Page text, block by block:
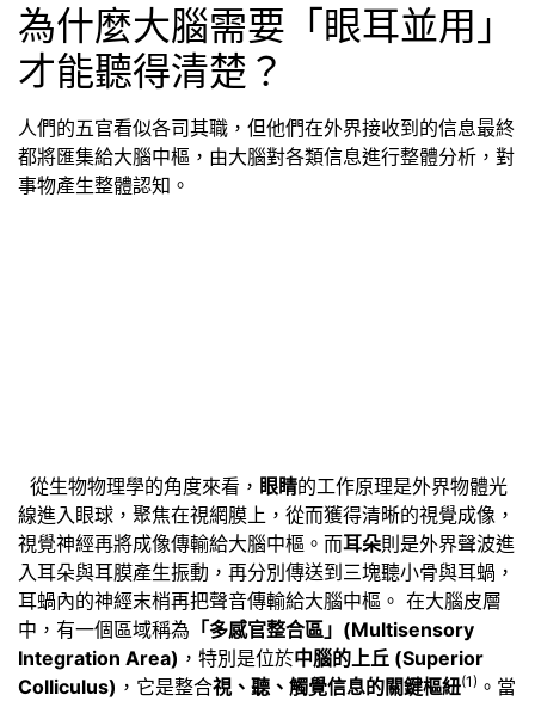
為什麼大腦需要「眼耳並用」
才能聽得清楚？
人們的五官看似各司其職，但他們在外界接收到的信息最終
都將匯集給大腦中樞，由大腦對各類信息進行整體分析，對
事物產生整體認知。
從生物物理學的角度來看， 眼睛的工作原理是外界物體光
線進入眼球，聚焦在視網膜上，從而獲得清晰的視覺成像，
視覺神經再將成像傳輸給大腦中樞。而耳朵則是外界聲波進
入耳朵與耳膜產生振動，再分別傳送到三塊聽小骨與耳蝸，
耳蝸內的神經末梢再把聲音傳輸給大腦中樞。 在大腦皮層
中，有一個區域稱為 「多感官整合區」(Multisensory
Integration Area) ，特別是位於中腦的上丘 (Superior
Colliculus) ，它是整合視、聽、觸覺信息的關鍵樞紐(1) 。當